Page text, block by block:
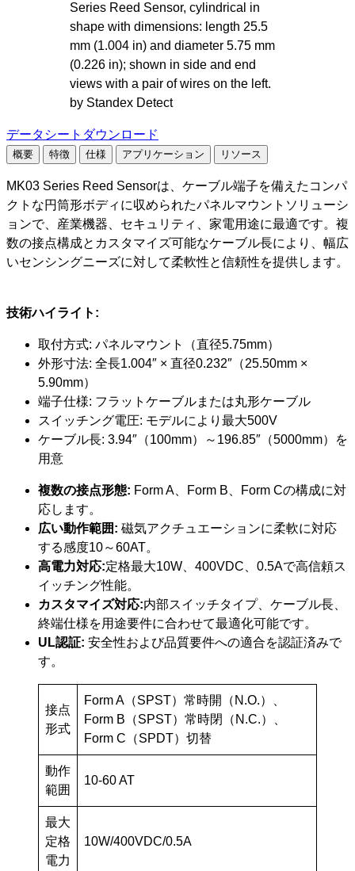
データシートダウンロード
概要 特徴 仕様 アプリケーション リソース
MK03 Series Reed Sensorは、ケーブル端子を備えたコンパ
クトな円筒形ボディに収められたパネルマウントソリューシ
ョンで、産業機器、セキュリティ、家電用途に最適です。複
数の接点構成とカスタマイズ可能なケーブル長により、幅広
いセンシングニーズに対して柔軟性と信頼性を提供します。
技術ハイライト:
取付方式: パネルマウント（直径5.75mm）
外形寸法: 全長1.004″ × 直径0.232″（25.50mm ×
5.90mm）
端子仕様: フラットケーブルまたは丸形ケーブル
スイッチング電圧: モデルにより最大500V
ケーブル長: 3.94″（100mm）～196.85″（5000mm）を
用意
複数の接点形態: Form A、Form B、Form Cの構成に対
応します。
広い動作範囲: 磁気アクチュエーションに柔軟に対応
する感度10～60AT。
高電力対応:定格最大10W、400VDC、0.5Aで高信頼ス
イッチング性能。
カスタマイズ対応:内部スイッチタイプ、ケーブル長、
終端仕様を用途要件に合わせて最適化可能です。
UL認証: 安全性および品質要件への適合を認証済みで
す。
接点
形式
Form A（SPST）常時開（N.O.）、
Form B（SPST）常時閉（N.C.）、
Form C（SPDT）切替
動作
範囲
10-60 AT
最大
定格
電力
10W/400VDC/0.5A